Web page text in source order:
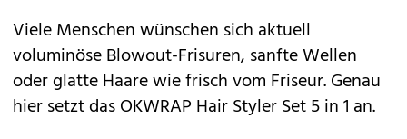
Viele Menschen wünschen sich aktuell
voluminöse Blowout-Frisuren, sanfte Wellen
oder glatte Haare wie frisch vom Friseur. Genau
hier setzt dasOKWRAP Hair Styler Set 5 in 1 an.